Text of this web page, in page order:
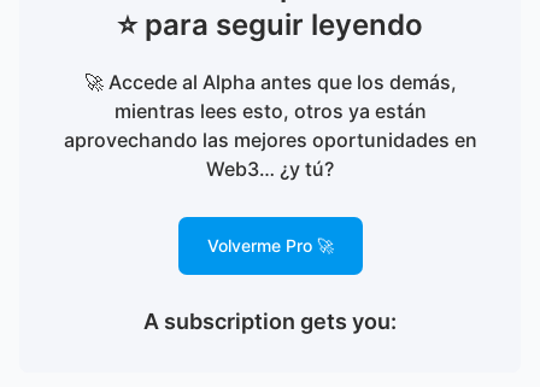
⭐️ para seguir leyendo
🚀 Accede al Alpha antes que los demás,
mientras lees esto, otros ya están
aprovechando las mejores oportunidades en
Web3… ¿y tú?
Volverme Pro 🚀
A subscription gets you: